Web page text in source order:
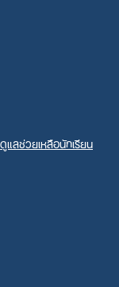
แลช่วยเหลือนักเรียน